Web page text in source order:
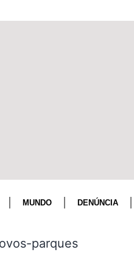
MUNDO DENÚNCIA